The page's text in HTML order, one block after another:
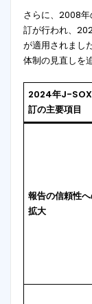
さらに、2008年
訂が行われ、
が適用されまし
体制の見直しを
2024年J-
訂の主要項目
報告の信頼性
拡大